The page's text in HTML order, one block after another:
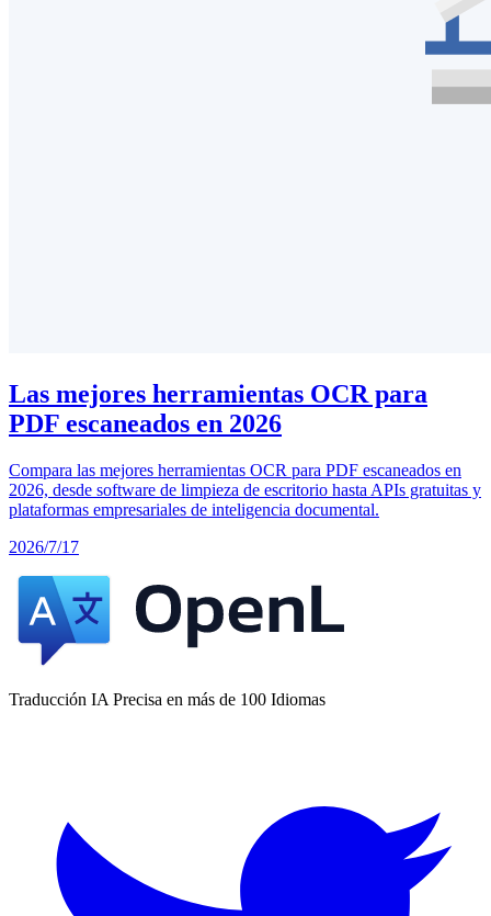
Las mejores herramientas OCR para
PDF escaneados en 2026
Compara las mejores herramientas OCR para PDF escaneados en
2026, desde software de limpieza de escritorio hasta APIs gratuitas y
plataformas empresariales de inteligencia documental.
2026/7/17
Traducción IA Precisa en más de 100 Idiomas